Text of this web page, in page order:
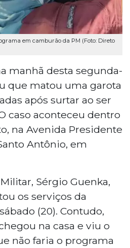
em camburão da PM (Foto: Direto
manhã desta segunda-
que matou uma garota
após surtar ao ser
caso aconteceu dentro
na Avenida Presidente
Antônio, em
Sérgio Guenka,
os serviços da
(20). Contudo,
na casa e viu o
não faria o programa